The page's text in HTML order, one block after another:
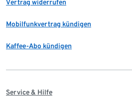
Vertrag widerrufen
Mobilfunkvertrag kündigen
Kaffee-Abo kündigen
Service & Hilfe